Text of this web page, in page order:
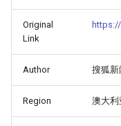
Original
Link
Author 搜狐新
Region 澳大利